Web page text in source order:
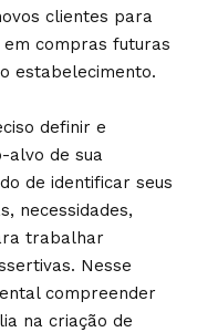
clientes para
compras futuras
estabelecimento.
definir e
alvo de sua
de identificar seus
necessidades,
trabalhar
Nesse
compreender
na criação de